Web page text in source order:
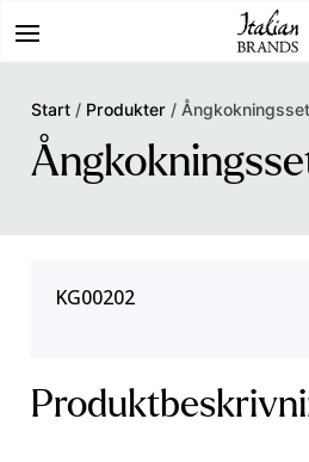
Start/ Produkter/
KG00202